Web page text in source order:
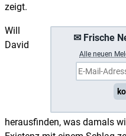
zeigt.
✉ Frische
Alle neuen
Will
David
herausfinden, was damals